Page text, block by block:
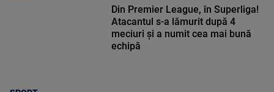
Din Premier League, în Superliga!
Atacantul s-a lămurit după 4
meciuri și a numit cea mai bună
echipă